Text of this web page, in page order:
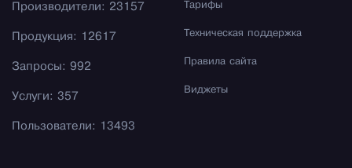
Тарифы
Техническая поддержка
Правила сайта
Виджеты
Производители: 23157
Продукция: 12617
Запросы: 992
Услуги: 357
Пользователи: 13493